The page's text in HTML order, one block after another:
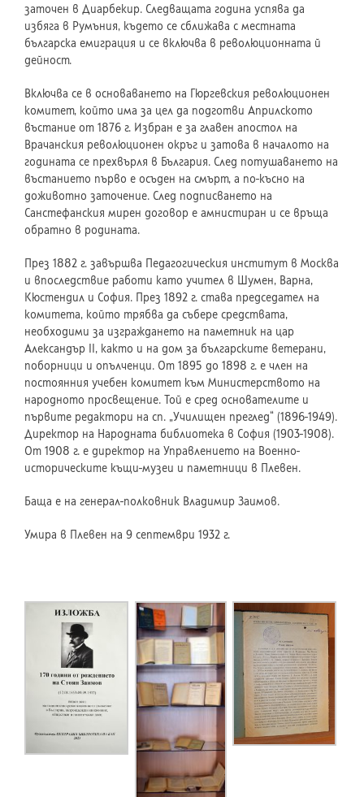
заточен в Диарбекир. Следващата година успява да
избяга в Румъния, където се сближава с местната
българска емиграция и се включва в революционната й
дейност.
Включва се в основаването на Гюргевския революционен
комитет, който има за цел да подготви Априлското
въстание от 1876 г. Избран е за главен апостол на
Врачанския революционен окръг и затова в началото на
годината се прехвърля в България. След потушаването на
въстанието първо е осъден на смърт, а по-късно на
доживотно заточение. След подписването на
Санстефанския мирен договор е амнистиран и се връща
обратно в родината.
През 1882 г. завършва Педагогическия институт в Москва
и впоследствие работи като учител в Шумен, Варна,
Кюстендил и София. През 1892 г. става председател на
комитета, който трябва да събере средствата,
необходими за изграждането на паметник на цар
Александър II, както и на дом за българските ветерани,
поборници и опълченци. От 1895 до 1898 г. е член на
постоянния учебен комитет към Министерството на
народното просвещение. Той е сред основателите и
първите редактори на сп. „Училищен преглед“ (1896-1949).
Директор на Народната библиотека в София (1903-1908).
От 1908 г. е директор на Управлението на Военно-
историческите къщи-музеи и паметници в Плевен.
Баща е на генерал-полковник Владимир Заимов.
Умира в Плевен на 9 септември 1932 г.